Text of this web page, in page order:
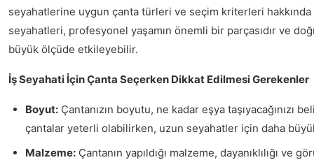
seyahatlerine uygun çanta türleri ve seçim kriterleri hakkında
seyahatleri, profesyonel yaşamın önemli bir parçasıdır ve
büyük ölçüde etkileyebilir.
İş Seyahati İçin Çanta Seçerken Dikkat Edilmesi Gerekenler
Boyut: Çantanızın boyutu, ne kadar eşya taşıyacağınızı
çantalar yeterli olabilirken, uzun seyahatler için daha
Malzeme: Çantanın yapıldığı malzeme, dayanıklılığı ve